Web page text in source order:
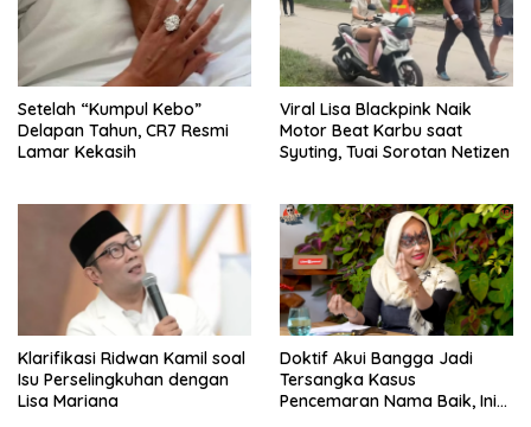
Setelah “Kumpul Kebo”
Delapan Tahun, CR7 Resmi
Lamar Kekasih
Viral Lisa Blackpink Naik
Motor Beat Karbu saat
Syuting, Tuai Sorotan Netizen
Klarifikasi Ridwan Kamil soal
Isu Perselingkuhan dengan
Lisa Mariana
Doktif Akui Bangga Jadi
Tersangka Kasus
Pencemaran Nama Baik, Ini